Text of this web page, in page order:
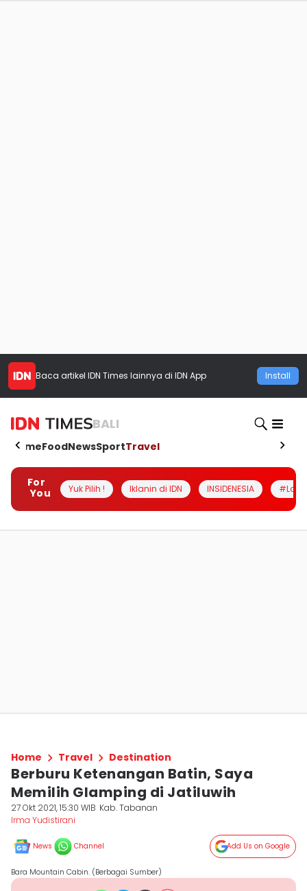
Baca artikel IDN Times lainnya di IDN App Install
BALI
HomeFoodNewsSportTravel
For
You
Yuk Pilih ! Iklanin di IDN INSIDENESIA
Home Travel Destination
Berburu Ketenangan Batin, Saya
Memilih Glamping di Jatiluwih
27 Okt 2021, 15:30 WIB Kab. Tabanan
Irma Yudistirani
News Channel Add Us on Google
Bara Mountain Cabin. (Berbagai Sumber)